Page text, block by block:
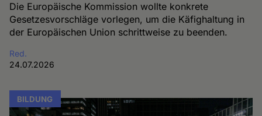
Die Europäische Kommission wollte konkrete
Gesetzesvorschläge vorlegen, um die Käfighaltung in
der Europäischen Union schrittweise zu beenden.
Red.
24.07.2026
BILDUNG